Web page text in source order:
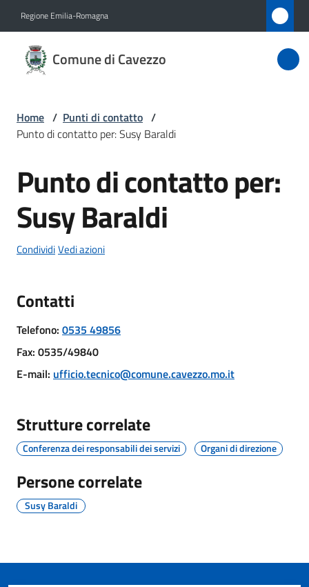
Regione Emilia-Romagna
Comune di Cavezzo
di
Novità
Servizi
civile
Cavezzo
Informa
Sportello
telematico
SUE
gli
Home / Punti di contatto /
Punto di contatto per: Susy Baraldi
Salta al contenuto
Punto di contatto per:
Susy Baraldi
CondividiVedi azioni
Contatti
Telefono: 0535 49856
Fax: 0535/49840
E-mail: ufficio.tecnico@comune.cavezzo.mo.it
Strutture correlate
Conferenza dei responsabili dei servizi Organi di direzione
Persone correlate
Susy Baraldi